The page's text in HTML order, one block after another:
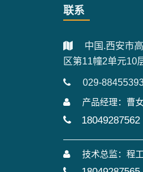
联系
中国.西安市
区第11幢2单元10
029-
产品经理：曹
18049287562
技术总监：程工